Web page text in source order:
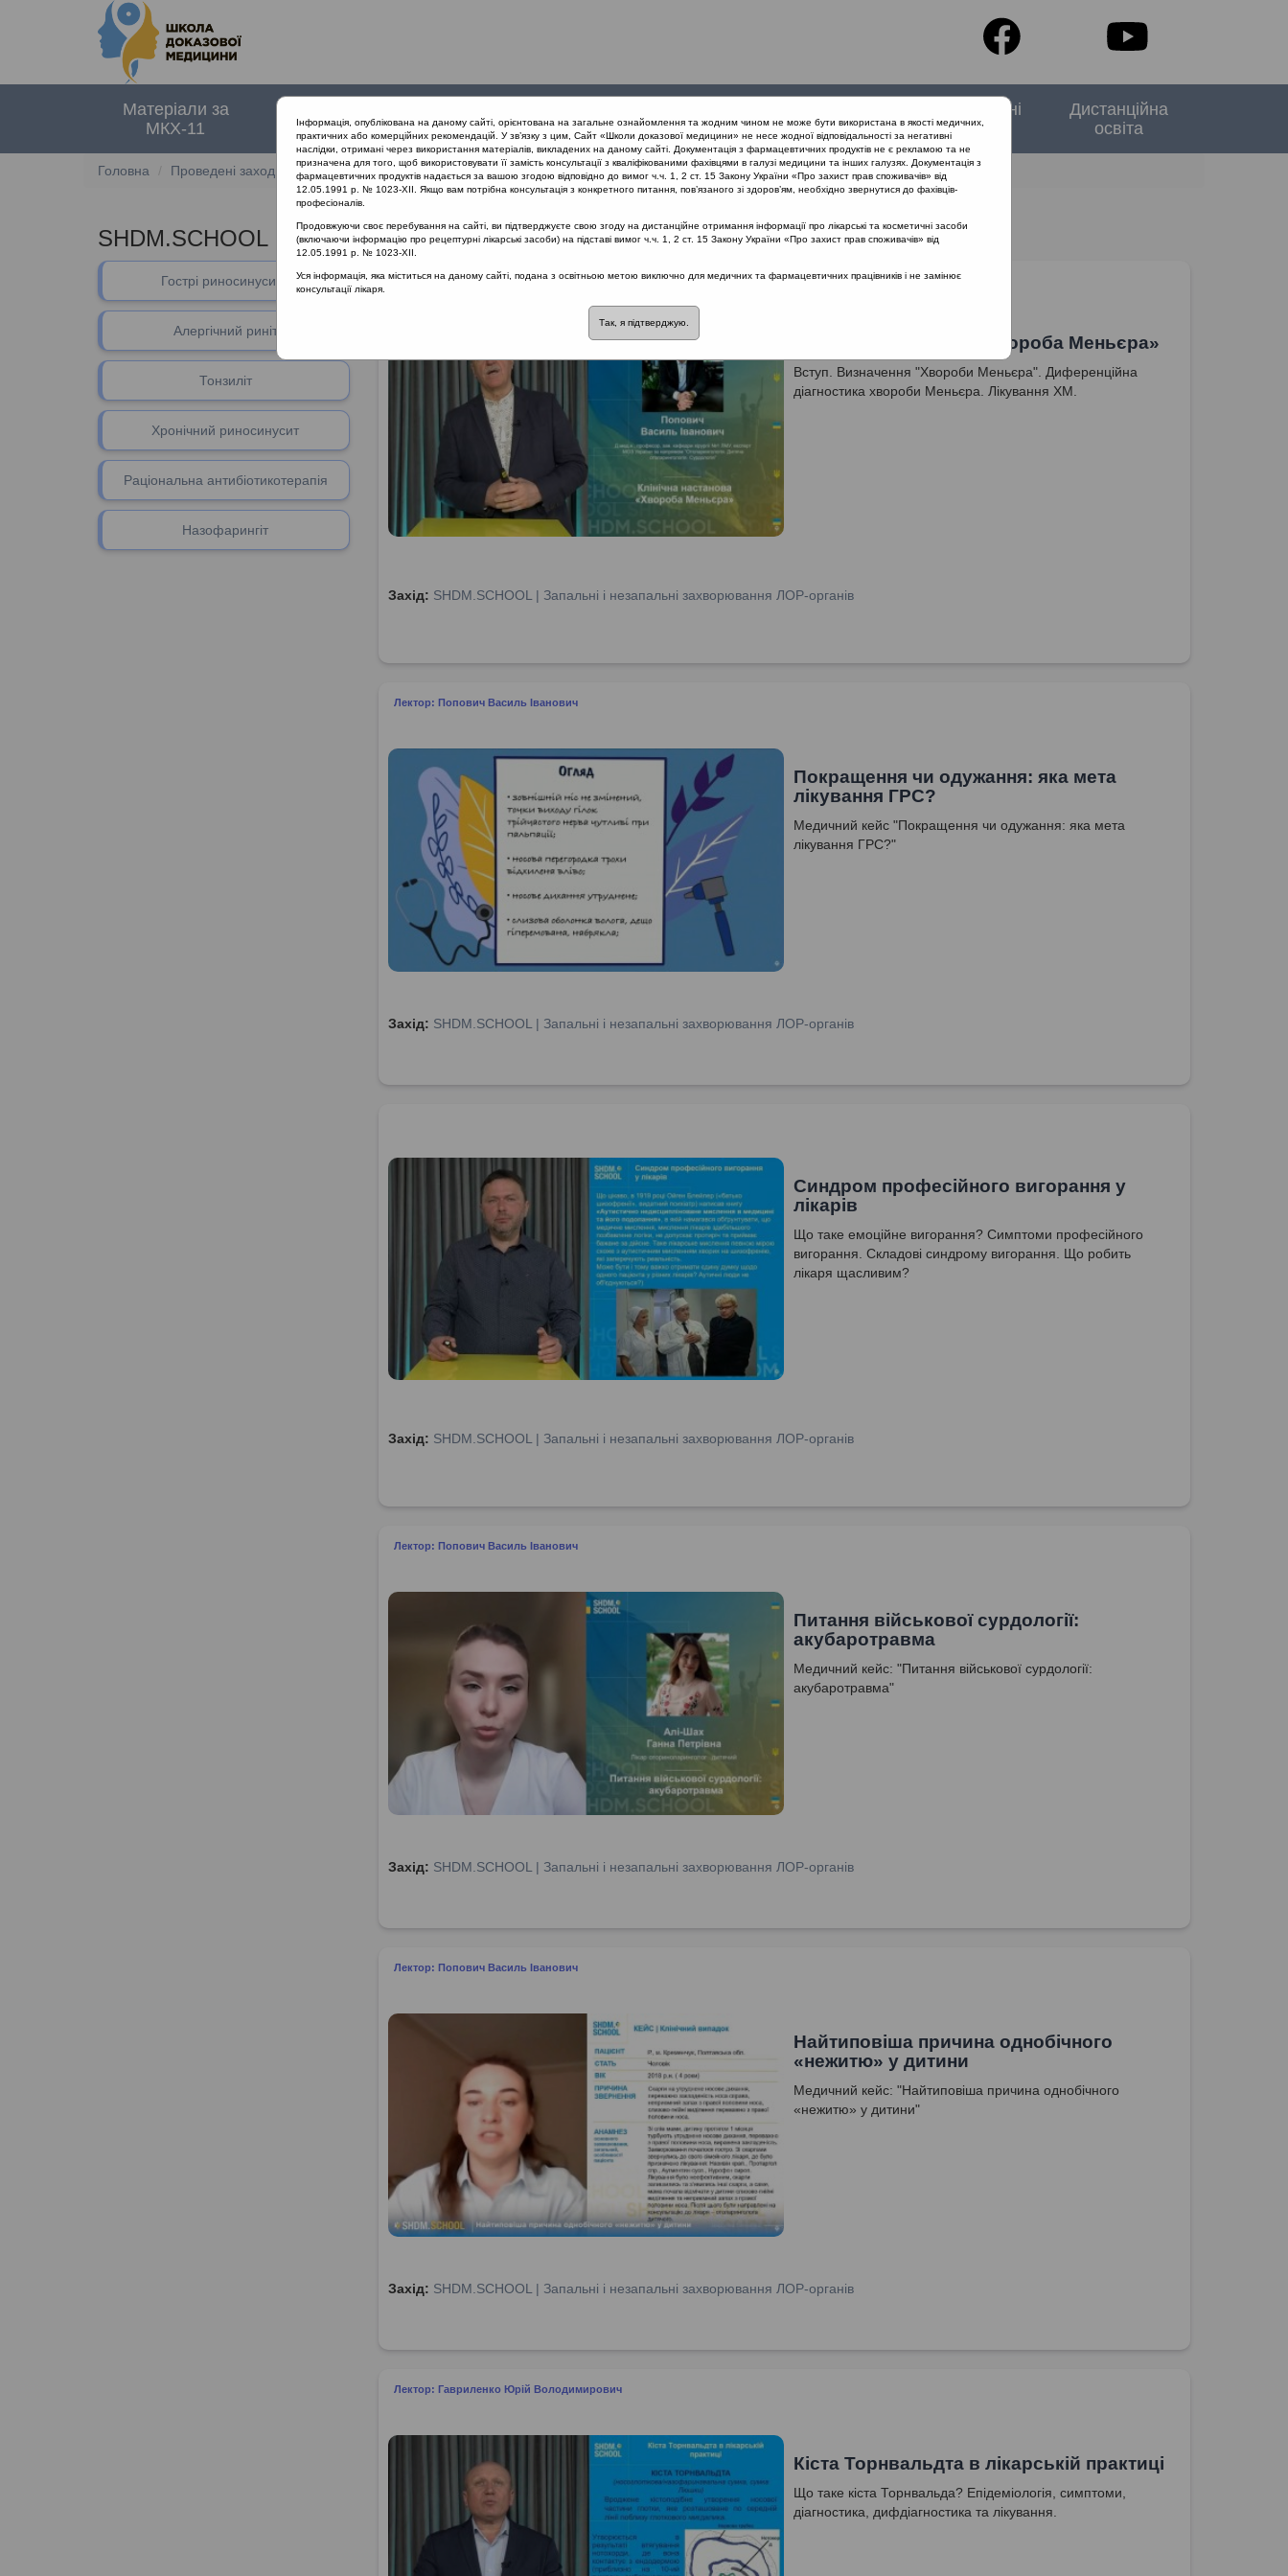
Матеріали за
МКХ-11
документи
заходи
проекту
Спеціальні
випуски
Дистанційна
освіта
Головна Проведені заходи SHDM.SCHOOL | Запальні і незапальні захворювання ЛОР-органів
SHDM.SCHOOL | Запальні і незапальні захворювання ЛОР-органів
Гострі риносинусити
Алергічний риніт
Тонзиліт
Хронічний риносинусит
Раціональна антибіотикотерапія
Назофарингіт
Клінічна настанова «Хвороба Меньєра»
Вступ. Визначення "Хвороби Меньєра". Диференційна
діагностика хвороби Меньєра. Лікування ХМ.
Захід: SHDM.SCHOOL | Запальні і незапальні захворювання ЛОР-органів
Лектор: Попович Василь Іванович
Покращення чи одужання: яка мета
лікування ГРС?
Медичний кейс "Покращення чи одужання: яка мета
лікування ГРС?"
Захід: SHDM.SCHOOL | Запальні і незапальні захворювання ЛОР-органів
Синдром професійного вигорання у
лікарів
Що таке емоційне вигорання? Симптоми професійного
вигорання. Складові синдрому вигорання. Що робить
лікаря щасливим?
Захід: SHDM.SCHOOL | Запальні і незапальні захворювання ЛОР-органів
Лектор: Попович Василь Іванович
Питання військової сурдології:
акубаротравма
Медичний кейс: "Питання військової сурдології:
акубаротравма"
Захід: SHDM.SCHOOL | Запальні і незапальні захворювання ЛОР-органів
Лектор: Попович Василь Іванович
Найтиповіша причина однобічного
«нежитю» у дитини
Медичний кейс: "Найтиповіша причина однобічного
«нежитю» у дитини"
Захід: SHDM.SCHOOL | Запальні і незапальні захворювання ЛОР-органів
Лектор: Гавриленко Юрій Володимирович
Кіста Торнвальдта в лікарській практиці
Що таке кіста Торнвальда? Епідеміологія, симптоми,
діагностика, дифдіагностика та лікування.
Інформація, опублікована на даному сайті, орієнтована на загальне ознайомлення та жодним чином не може бути використана в якості медичних,
практичних або комерційних рекомендацій. У зв’язку з цим, Сайт «Школи доказової медицини» не несе жодної відповідальності за негативні
наслідки, отримані через використання матеріалів, викладених на даному сайті. Документація з фармацевтичних продуктів не є рекламою та не
призначена для того, щоб використовувати її замість консультації з кваліфікованими фахівцями в галузі медицини та інших галузях. Документація з
фармацевтичних продуктів надається за вашою згодою відповідно до вимог ч.ч. 1, 2 ст. 15 Закону України «Про захист прав споживачів» від
12.05.1991 р. № 1023-XII. Якщо вам потрібна консультація з конкретного питання, пов’язаного зі здоров’ям, необхідно звернутися до фахівців-
професіоналів.
Продовжуючи своє перебування на сайті, ви підтверджуєте свою згоду на дистанційне отримання інформації про лікарські та косметичні засоби
(включаючи інформацію про рецептурні лікарські засоби) на підставі вимог ч.ч. 1, 2 ст. 15 Закону України «Про захист прав споживачів» від
12.05.1991 р. № 1023-XII.
Уся інформація, яка міститься на даному сайті, подана з освітньою метою виключно для медичних та фармацевтичних працівників і не замінює
консультації лікаря.
Так, я підтверджую.